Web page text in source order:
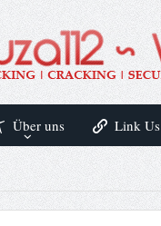
Über uns Link Us